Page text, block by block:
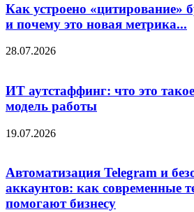
Как устроено «цитирование»
и почему это новая метрика...
28.07.2026
ИТ аутстаффинг: что это
модель работы
19.07.2026
Автоматизация Telegram и
аккаунтов: как современные
помогают бизнесу